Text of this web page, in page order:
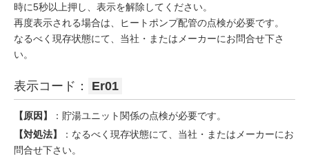
時に5秒以上押し、表示を解除してください。
再度表示される場合は、ヒートポンプ配管の点検が必要です。
なるべく現存状態にて、当社・またはメーカーにお問合せ下さ
い。
表示コード： Er01
【原因】
：貯湯ユニット関係の点検が必要です。
【対処法】
：なるべく現存状態にて、当社・またはメーカーにお
問合せ下さい。